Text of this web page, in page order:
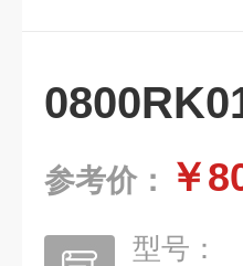
参考价： ￥
型号：